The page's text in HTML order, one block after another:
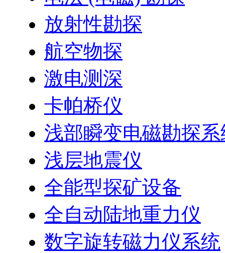
放射性勘探
航空物探
激电测深
卡帕桥仪
浅部瞬变电磁勘探系
浅层地震仪
全能型探矿设备
全自动陆地重力仪
数字旋转磁力仪系统